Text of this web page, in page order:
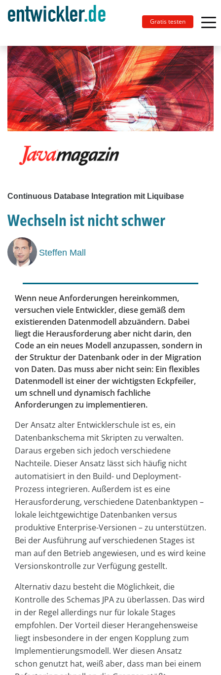
Gratis testen
Continuous Database Integration mit Liquibase
Wechseln ist nicht schwer
Steffen Mall
Wenn neue Anforderungen hereinkommen,
versuchen viele Entwickler, diese gemäß dem
existierenden Datenmodell abzuändern. Dabei
liegt die Herausforderung aber nicht darin, den
Code an ein neues Modell anzupassen, sondern in
der Struktur der Datenbank oder in der Migration
von Daten. Das muss aber nicht sein: Ein flexibles
Datenmodell ist einer der wichtigsten Eckpfeiler,
um schnell und dynamisch fachliche
Anforderungen zu implementieren.
Der Ansatz alter Entwicklerschule ist es, ein
Datenbankschema mit Skripten zu verwalten.
Daraus ergeben sich jedoch verschiedene
Nachteile. Dieser Ansatz lässt sich häufig nicht
automatisiert in den Build- und Deployment-
Prozess integrieren. Außerdem ist es eine
Herausforderung, verschiedene Datenbanktypen –
lokale leichtgewichtige Datenbanken versus
produktive Enterprise-Versionen – zu unterstützen.
Bei der Ausführung auf verschiedenen Stages ist
man auf den Betrieb angewiesen, und es wird keine
Versionskontrolle zur Verfügung gestellt.
Alternativ dazu besteht die Möglichkeit, die
Kontrolle des Schemas JPA zu überlassen. Das wird
in der Regel allerdings nur für lokale Stages
empfohlen. Der Vorteil dieser Herangehensweise
liegt insbesondere in der engen Kopplung zum
Implementierungsmodell. Wer diesen Ansatz
schon genutzt hat, weiß aber, dass man bei einem